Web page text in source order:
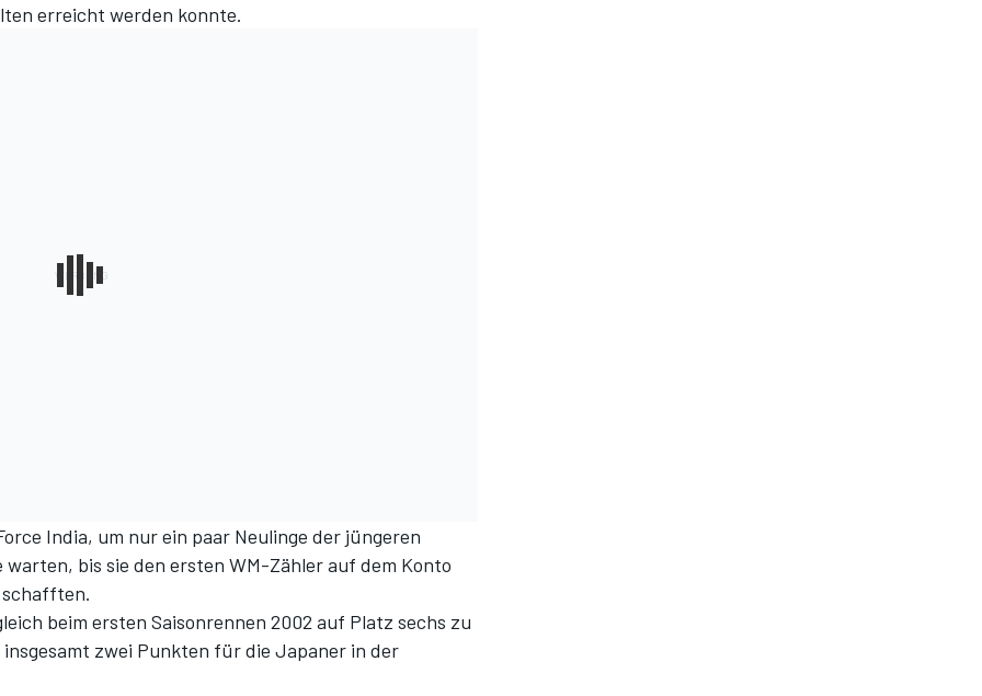
erreicht werden konnte.
India, um nur ein paar Neulinge der jüngeren
bis sie den ersten WM-Zähler auf dem Konto
beim ersten Saisonrennen 2002 auf Platz sechs zu
zwei Punkten für die Japaner in der